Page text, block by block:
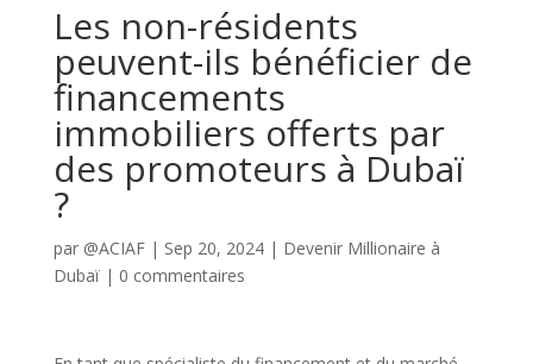
Les non-résidents
peuvent-ils bénéficier de
financements
immobiliers offerts par
des promoteurs à Dubaï
?
par @ACIAF| Sep 20, 2024| Devenir Millionaire à
Dubaï| 0 commentaires